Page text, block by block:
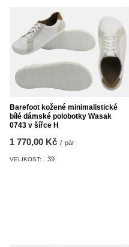
Barefoot kožené minimalistické
bílé dámské polobotky Wasak
0743 v šířce H
1 770,00 Kč / pár
VELIKOST: 39